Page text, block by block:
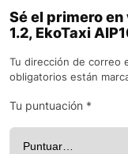
Sé el primero
1.2, EkoTaxi
Tu dirección de correo
obligatorios están
Tu puntuación *